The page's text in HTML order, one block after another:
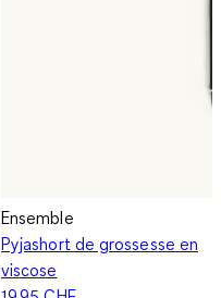
Ensemble
Pyjashort de grossesse en
viscose